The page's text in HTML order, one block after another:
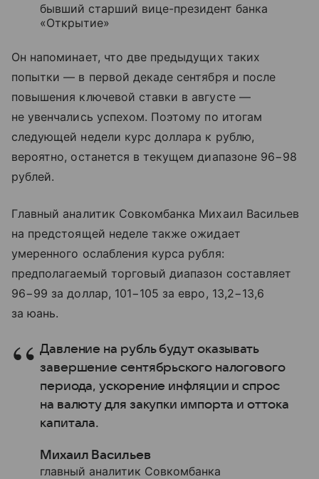
бывший старший вице-президент банка
«Открытие»
Он напоминает, что две предыдущих таких
попытки — в первой декаде сентября и после
повышения ключевой ставки в августе —
не увенчались успехом. Поэтому по итогам
следующей недели курс доллара к рублю,
вероятно, останется в текущем диапазоне 96−98
рублей.
Главный аналитик Совкомбанка Михаил Васильев
на предстоящей неделе также ожидает
умеренного ослабления курса рубля:
предполагаемый торговый диапазон составляет
96−99 за доллар, 101−105 за евро, 13,2−13,6
за юань.
Давление на рубль будут оказывать
завершение сентябрьского налогового
периода, ускорение инфляции и спрос
на валюту для закупки импорта и оттока
капитала.
Михаил Васильев
главный аналитик Совкомбанка